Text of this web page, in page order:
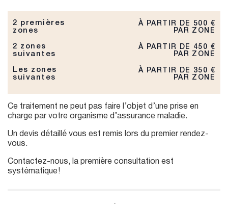
2 premières
zones
À PARTIR DE 500 €
PAR ZONE
2 zones
suivantes
À PARTIR DE 450 €
PAR ZONE
Les zones
suivantes
À PARTIR DE 350 €
PAR ZONE
Ce traitement ne peut pas faire l’objet d’une prise en
charge par votre organisme d’assurance maladie.
Un devis détaillé vous est remis lors du premier rendez-
vous.
Contactez-nous, la première consultation est
systématique !